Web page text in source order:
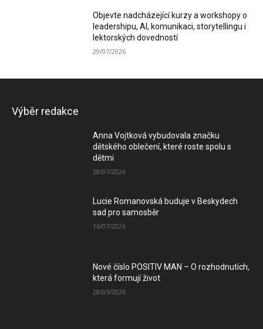
Objevte nadcházející kurzy a workshopy o
leadershipu, AI, komunikaci, storytellingu i
lektorských dovedností
29/07/2026
Výběr redakce
Anna Vojtková vybudovala značku
dětského oblečení, které roste spolu s
dětmi
28/07/2026
Lucie Romanovská buduje v Beskydech
sad pro samosběr
16/07/2026
Nové číslo POSITIV MAN – O rozhodnutích,
která formují život
28/05/2026